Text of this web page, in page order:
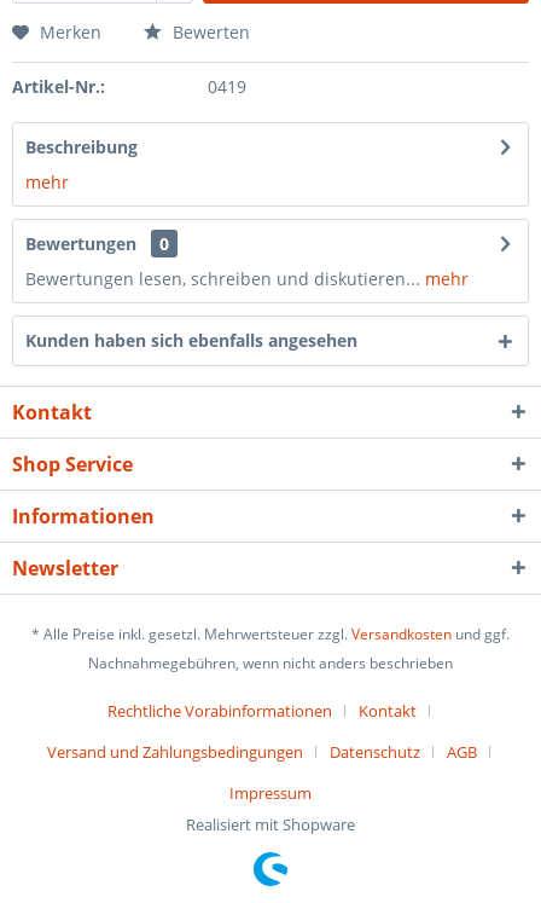
Merken Bewerten
Artikel-Nr.: 0419
Beschreibung
mehr
Bewertungen
0
Bewertungen lesen, schreiben und diskutieren... mehr
Kunden haben sich ebenfalls angesehen
Kontakt
Shop Service
Informationen
Newsletter
* Alle Preise inkl. gesetzl. Mehrwertsteuer zzgl.Versandkosten und ggf.
Nachnahmegebühren, wenn nicht anders beschrieben
Rechtliche Vorabinformationen
Kontakt
Versand und Zahlungsbedingungen
Datenschutz
AGB
Impressum
Realisiert mit Shopware